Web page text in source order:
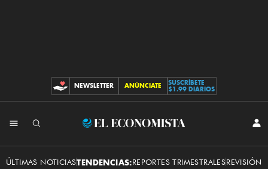
CONTRIBUCIONES
NEWSLETTER ANÚNCIATE
SUSCRÍBETE
$1.99 DIARIOS
El
Economista
ÚLTIMAS NOTICIASTENDENCIAS:REPORTES TRIMESTRALESREVISIÓN